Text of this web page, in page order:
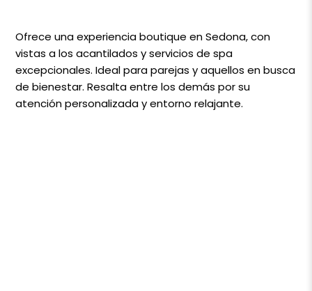
Ofrece una experiencia boutique en Sedona, con
vistas a los acantilados y servicios de spa
excepcionales. Ideal para parejas y aquellos en busca
de bienestar. Resalta entre los demás por su
atención personalizada y entorno relajante.